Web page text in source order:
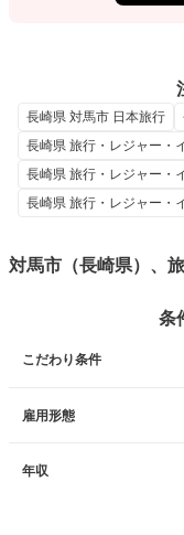
長崎県 対馬市 日本旅行
長崎県 旅行・レジャー・
長崎県 旅行・レジャー・
長崎県 旅行・レジャー・
対馬市（長崎県）、
条
こだわり条件
雇用形態
年収